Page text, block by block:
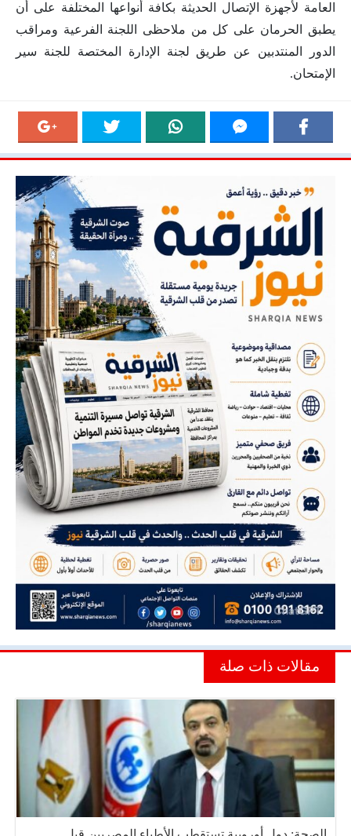
العامة لأجهزة الإتصال الحديثة بكافة أنواعها المختلفة على أن
يطبق الحرمان على كل من ملاحظى اللجنة الفرعية ومراقب
الدور المنتدبين عن طريق لجنة الإدارة المختصة للجنة سير
الإمتحان.
مقالات ذات صلة